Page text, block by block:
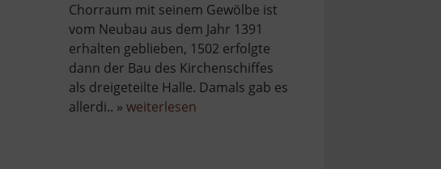
Chorraum mit seinem Gewölbe ist
vom Neubau aus dem Jahr 1391
erhalten geblieben, 1502 erfolgte
dann der Bau des Kirchenschiffes
als dreigeteilte Halle. Damals gab es
allerdi.. » weiterlesenüber